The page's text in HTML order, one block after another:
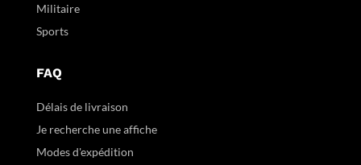
Militaire
Sports
FAQ
Délais de livraison
Je recherche une affiche
Modes d'expédition